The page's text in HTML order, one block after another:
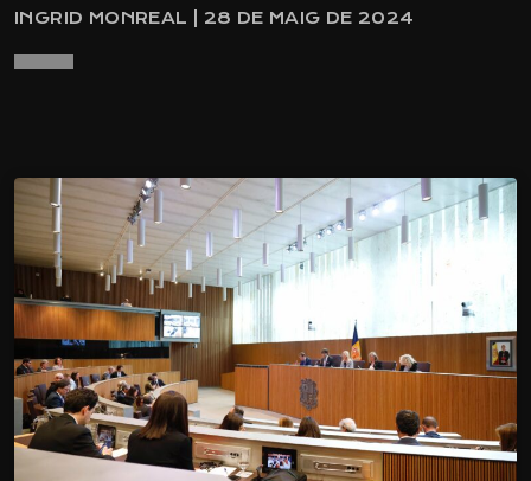
INGRID MONREAL | 28 DE MAIG DE 2024